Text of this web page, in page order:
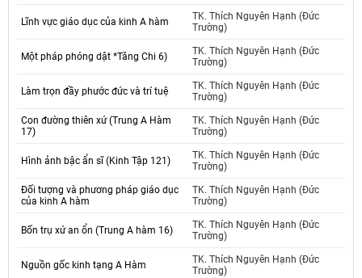
Lĩnh vực giáo dục của kinh A hàm
TK. Thích Nguyên Hạnh (Đức
Trường)
Một pháp phóng dật *Tăng Chi 6)
TK. Thích Nguyên Hạnh (Đức
Trường)
Làm trọn đầy phước đức và trí tuệ
TK. Thích Nguyên Hạnh (Đức
Trường)
Con đường thiên xứ (Trung A Hàm
17)
TK. Thích Nguyên Hạnh (Đức
Trường)
Hình ảnh bậc ẩn sĩ (Kinh Tập 121)
TK. Thích Nguyên Hạnh (Đức
Trường)
Đối tượng và phương pháp giáo dục
của kinh A hàm
TK. Thích Nguyên Hạnh (Đức
Trường)
Bốn trụ xứ an ổn (Trung A hàm 16)
TK. Thích Nguyên Hạnh (Đức
Trường)
Nguồn gốc kinh tạng A Hàm
TK. Thích Nguyên Hạnh (Đức
Trường)